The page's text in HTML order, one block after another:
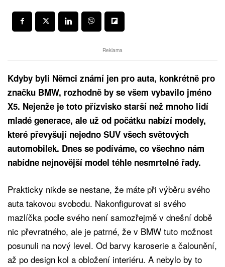
Reklama
Kdyby byli Němci známí jen pro auta, konkrétně pro
značku BMW, rozhodně by se všem vybavilo jméno
X5. Nejenže je toto přízvisko starší než mnoho lidí
mladé generace, ale už od počátku nabízí modely,
které převyšují nejedno SUV všech světových
automobilek. Dnes se podíváme, co všechno nám
nabídne nejnovější model téhle nesmrtelné řady.
Prakticky nikde se nestane, že máte při výběru svého
auta takovou svobodu. Nakonfigurovat si svého
mazlíčka podle svého není samozřejmě v dnešní době
nic převratného, ale je patrné, že v BMW tuto možnost
posunuli na nový level. Od barvy karoserie a čalounění,
až po design kol a obložení interiéru. A nebylo by to